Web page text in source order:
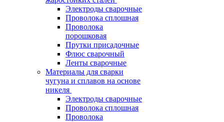
Электроды сварочные
Проволока сплошная
Проволока
порошковая
Прутки присадочные
Флюс сварочный
Ленты сварочные
Материалы для сварки
чугуна и сплавов на основе
никеля
Электроды сварочные
Проволока сплошная
Проволока